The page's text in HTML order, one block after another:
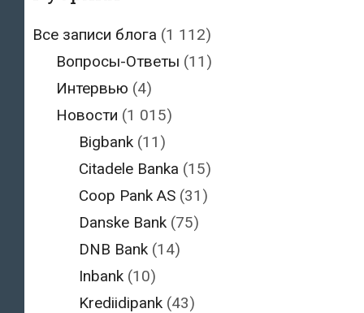
Все записи блога (1 112)
Вопросы-Ответы (11)
Интервью (4)
Новости (1 015)
Bigbank (11)
Citadele Banka (15)
Coop Pank AS (31)
Danske Bank (75)
DNB Bank (14)
Inbank (10)
Krediidipank (43)